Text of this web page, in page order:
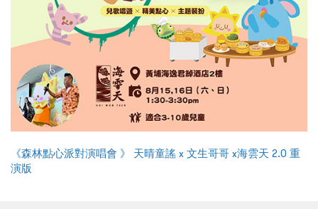
《森林點心派對演唱會 》 天晴童謠 x 文生哥哥 x海雲天 2.0 重
演版